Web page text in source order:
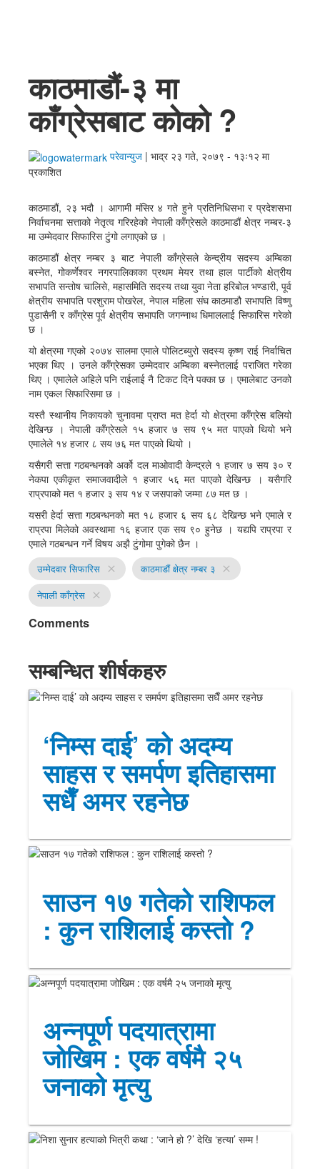
काठमाडौं-३ मा
काँग्रेसबाट कोको ?
परेवान्युज| भाद्र २३ गते, २०७९ - १३ः१२ मा
प्रकाशित
काठमाडौं, २३ भदौ । आगामी मंसिर ४ गते हुने प्रतिनिधिसभा र प्रदेशसभा
निर्वाचनमा सत्ताको नेतृत्व गरिरहेको नेपाली काँग्रेसले काठमाडौं क्षेत्र नम्बर-३
मा उम्मेदवार सिफारिस टुंगो लगाएको छ ।
काठमाडौं क्षेत्र नम्बर ३ बाट नेपाली काँग्रेसले केन्द्रीय सदस्य अम्बिका
बस्नेत, गोकर्णेश्वर नगरपालिकाका प्रथम मेयर तथा हाल पार्टीको क्षेत्रीय
सभापति सन्तोष चालिसे, महासमिति सदस्य तथा युवा नेता हरिबोल भण्डारी, पूर्व
क्षेत्रीय सभापति परशुराम पोखरेल, नेपाल महिला संघ काठमाडौ सभापति विष्णु
पुडासैनी र काँग्रेस पूर्व क्षेत्रीय सभापति जगन्‍नाथ धिमाललाई सिफारिस गरेको
छ ।
यो क्षेत्रमा गएको २०७४ सालमा एमाले पोलिटब्युरो सदस्य कृष्ण राई निर्वाचित
भएका थिए । उनले काँग्रेसका उम्मेदवार अम्बिका बस्नेतलाई पराजित गरेका
थिए । एमालेले अहिले पनि राईलाई नै टिकट दिने पक्का छ । एमालेबाट उनको
नाम एकल सिफारिसमा छ ।
यस्तै स्थानीय निकायको चुनावमा प्राप्त मत हेर्दा यो क्षेत्रमा काँग्रेस बलियो
देखिन्छ । नेपाली काँग्रेसले १५ हजार ७ सय ९५ मत पाएको थियो भने
एमालेले १४ हजार ८ सय ७६ मत पाएको थियो ।
यसैगरी सत्ता गठबन्धनको अर्को दल माओवादी केन्द्रले १ हजार ७ सय ३० र
नेकपा एकीकृत समाजवादीले १ हजार ५६ मत पाएको देखिन्छ । यसैगरि
राप्रपाको मत १ हजार ३ सय १४ र जसपाको जम्मा ८७ मत छ ।
यसरी हेर्दा सत्ता गठबन्धनको मत १८ हजार ६ सय ६८ देखिन्छ भने एमाले र
राप्रपा मिलेको अवस्थामा १६ हजार एक सय ९० हुनेछ । यद्यपि राप्रपा र
एमाले गठबन्धन गर्ने विषय अझै टुंगोमा पुगेको छैन ।
उम्मेदवार सिफारिस close काठमाडौं क्षेत्र नम्बर ३ close
नेपाली काँग्रेस close
Comments
सम्बन्धित शीर्षकहरु
‘निम्स दाई’ को अदम्य
साहस र समर्पण इतिहासमा
सधैँ अमर रहनेछ
साउन १७ गतेको राशिफल
: कुन राशिलाई कस्तो ?
अन्नपूर्ण पदयात्रामा
जोखिम : एक वर्षमै २५
जनाको मृत्यु